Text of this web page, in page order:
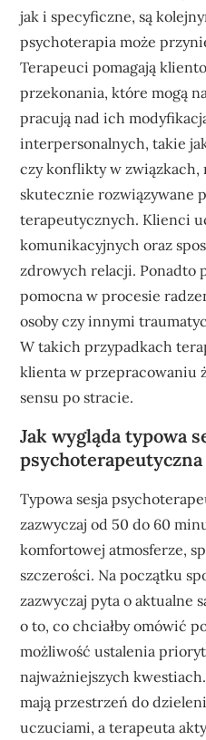
jak i specyficzne, są
psychoterapia może
Terapeuci pomagają
przekonania, które mogą
pracują nad ich
interpersonalnych, takie
czy konflikty w związkach,
skutecznie rozwiązywane
terapeutycznych. Klienci
komunikacyjnych oraz
zdrowych relacji. Ponadto
pomocna w procesie
osoby czy innymi
W takich przypadkach
klienta w przepracowaniu
sensu po stracie.
Jak wygląda typowa
Typowa sesja
zazwyczaj od 50 do 60
komfortowej atmosferze,
szczerości. Na początku
zazwyczaj pyta o aktualne
o to, co chciałby omówić
możliwość ustalenia
najważniejszych
mają przestrzeń do
uczuciami, a terapeuta